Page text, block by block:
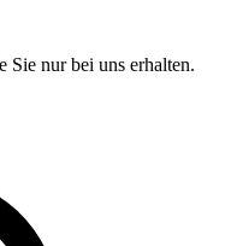
Sie nur bei uns erhalten.